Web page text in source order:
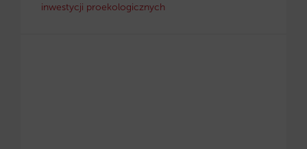
inwestycji proekologicznych